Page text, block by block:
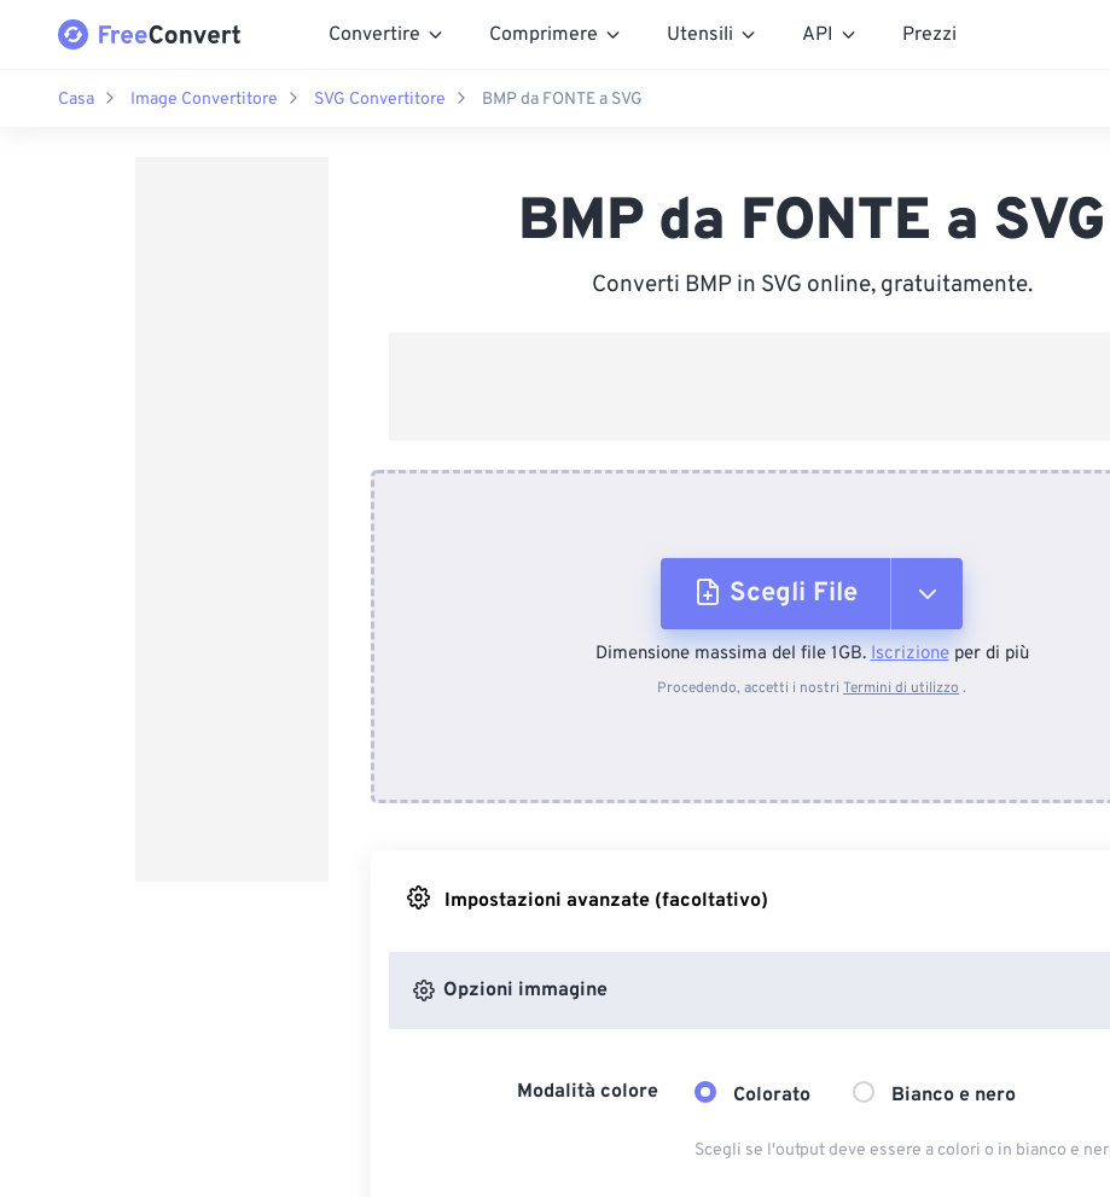
Convertire Comprimere Utensili API Prezzi
Casa Image Convertitore SVG Convertitore BMP da FONTE a SVG
BMP da FONTE a SVG
Converti BMP in SVG online, gratuitamente.
Scegli File
Dal dispositivo
Dimensione massima del file 1GB.Iscrizioneper di più
Procedendo, accetti i nostri Termini di utilizzo .
Impostazioni avanzate (facoltativo)
Opzioni immagine
Modalità colore Colorato Bianco e nero
Scegli se l'output deve essere a colori o in bianco e